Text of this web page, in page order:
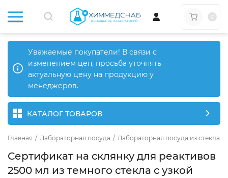
Уважаемые покупатели! В связи с
изменением цен, просьба уточнять
актуальную цену на продукцию у
менеджеров.
КАТАЛОГ ТОВАРОВ
Главная / Лабораторная посуда / Лабораторная посуда из стекла
Сертификат на склянку для реактивов
2500 мл из темного стекла с узкой